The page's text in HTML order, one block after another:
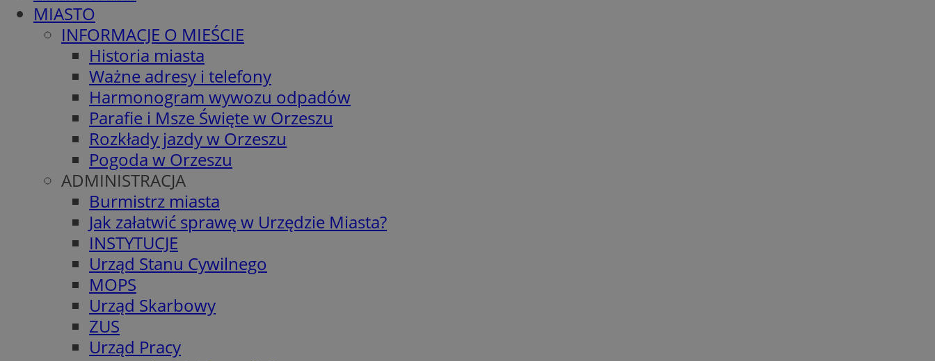
MIASTO
INFORMACJE O MIEŚCIE
Historia miasta
Ważne adresy i telefony
Harmonogram wywozu odpadów
Parafie i Msze Święte w Orzeszu
Rozkłady jazdy w Orzeszu
Pogoda w Orzeszu
ADMINISTRACJA
Burmistrz miasta
Jak załatwić sprawę w Urzędzie Miasta?
INSTYTUCJE
Urząd Stanu Cywilnego
MOPS
Urząd Skarbowy
ZUS
Urząd Pracy